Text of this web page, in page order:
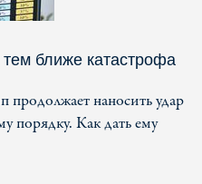
ближе катастрофа
наносить удар
порядку. Как дать ему